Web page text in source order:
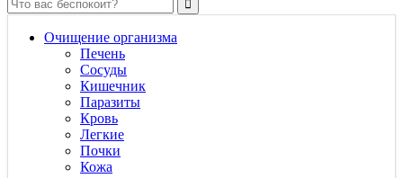
Очищение организма
Печень
Сосуды
Кишечник
Паразиты
Кровь
Легкие
Почки
Кожа